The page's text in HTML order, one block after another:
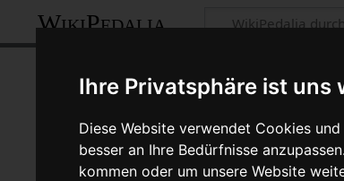
Ihre Privatsphäre ist uns
Diese Website verwendet Cookies
besser an Ihre Bedürfnisse
kommen oder um unsere Website
WikiPedalia
Quelltext
Seite
Lycra